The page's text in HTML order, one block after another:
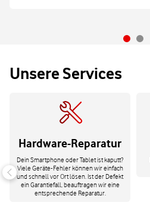
Unsere Services
Hardware-Reparatur
Dein Smartphone oder Tablet ist kaputt?
Viele Geräte-Fehler können wir einfach
und schnell vor Ort lösen. Ist der Defekt
ein Garantiefall, beauftragen wir eine
entsprechende Reparatur.